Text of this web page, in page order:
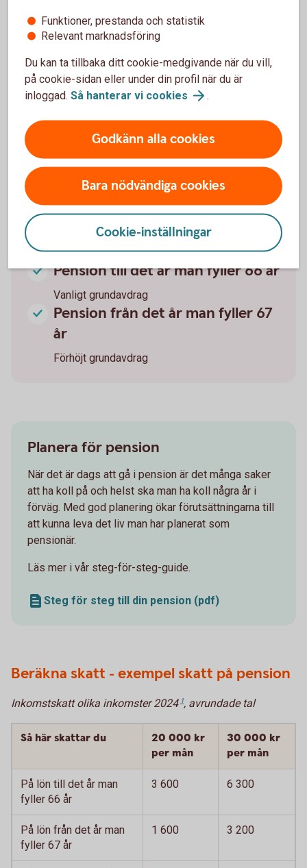
Swedbanks hållbarhetsekonom.
Olika typer av skatteavdrag på
pension och lön
Lön till det år man fyller 66 år
Vanligt grundavdrag, jobbskatteavdrag
Lön från det år man fyller 67 år
Förhöjt grundavdrag, förhöjt jobbskatteavdrag
Pension till det år man fyller 66 år
Vanligt grundavdrag
Pension från det år man fyller 67
år
Förhöjt grundavdrag
Planera för pension
När det är dags att gå i pension är det många saker
att ha koll på och helst ska man ha koll några år i
förväg. Med god planering ökar förutsättningarna till
att kunna leva det liv man har planerat som
pensionär.
Läs mer i vår steg-för-steg-guide.
Steg för steg till din pension (pdf)
Beräkna skatt - exempel skatt på pension
Inkomstskatt olika inkomster 2024 1, avrundade tal
Så här skattar du
20 000 kr
per mån
30 000 kr
per mån
På lön till det år man
fyller 66 år
3 600 6 300
På lön från det år man
fyller 67 år
1 600 3 200
Funktioner, prestanda och statistik
Relevant marknadsföring
Du kan ta tillbaka ditt cookie-medgivande när du vill,
på cookie-sidan eller under din profil när du är
inloggad. Så hanterar vi cookies .
Godkänn alla cookies
Bara nödvändiga cookies
Cookie-inställningar